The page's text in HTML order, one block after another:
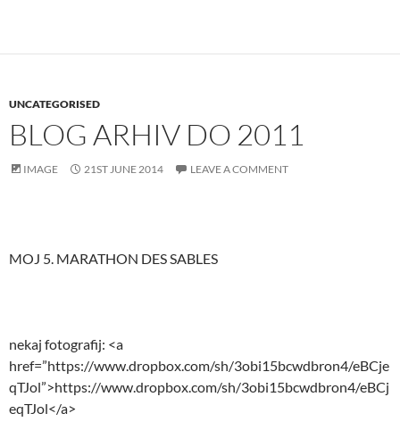
UNCATEGORISED
BLOG ARHIV DO 2011
IMAGE 21ST JUNE 2014 LEAVE A COMMENT
MOJ 5. MARATHON DES SABLES
nekaj fotografij: <a
href=”https://www.dropbox.com/sh/3obi15bcwdbron4/eBCje
qTJol”>https://www.dropbox.com/sh/3obi15bcwdbron4/eBCj
eqTJol</a>